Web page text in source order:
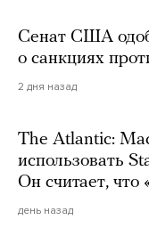
Сенат США
о санкциях
2 дня назад
The Atlantic:
использовать
Он считает, что
день назад